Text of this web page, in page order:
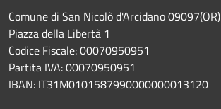
Comune di San Nicolò d'Arcidano 09097(OR)
Piazza della Libertà 1
Codice Fiscale: 00070950951
Partita IVA: 00070950951
IBAN: IT31M0101587990000000013120